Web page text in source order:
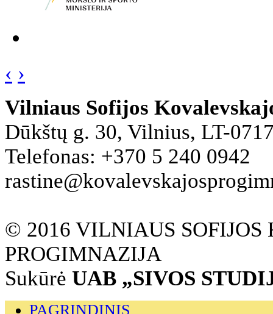
‹ ›
Vilniaus Sofijos
Dūkštų g. 30, Vilnius, LT-
Telefonas: +370 5 240 0942
© 2016 VILNIAUS SOFIJOS
PROGIMNAZIJA
Sukūrė UAB „SIVOS
PAGRINDINIS